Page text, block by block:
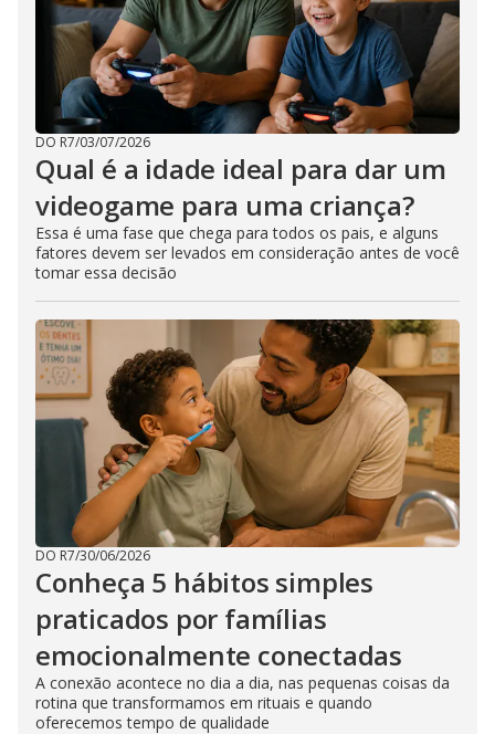
DO R7/03/07/2026
Qual é a idade ideal para dar um
videogame para uma criança?
Essa é uma fase que chega para todos os pais, e alguns
fatores devem ser levados em consideração antes de você
tomar essa decisão
DO R7/30/06/2026
Conheça 5 hábitos simples
praticados por famílias
emocionalmente conectadas
A conexão acontece no dia a dia, nas pequenas coisas da
rotina que transformamos em rituais e quando
oferecemos tempo de qualidade